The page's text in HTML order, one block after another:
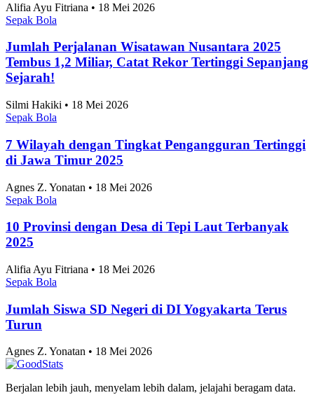
Alifia Ayu Fitriana • 18 Mei 2026
Sepak Bola
Jumlah Perjalanan Wisatawan Nusantara 2025
Tembus 1,2 Miliar, Catat Rekor Tertinggi Sepanjang
Sejarah!
Silmi Hakiki • 18 Mei 2026
Sepak Bola
7 Wilayah dengan Tingkat Pengangguran Tertinggi
di Jawa Timur 2025
Agnes Z. Yonatan • 18 Mei 2026
Sepak Bola
10 Provinsi dengan Desa di Tepi Laut Terbanyak
2025
Alifia Ayu Fitriana • 18 Mei 2026
Sepak Bola
Jumlah Siswa SD Negeri di DI Yogyakarta Terus
Turun
Agnes Z. Yonatan • 18 Mei 2026
Berjalan lebih jauh, menyelam lebih dalam, jelajahi beragam data.